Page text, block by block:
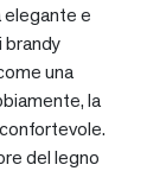
elegante e
brandy
una
la
del legno